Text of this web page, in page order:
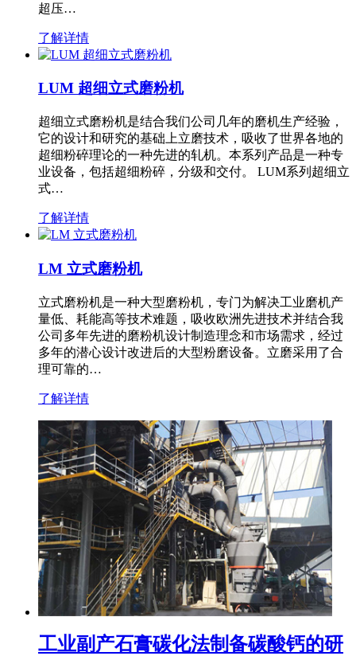
超压…
了解详情
LUM 超细立式磨粉机
超细立式磨粉机是结合我们公司几年的磨机生产经验，
它的设计和研究的基础上立磨技术，吸收了世界各地的
超细粉碎理论的一种先进的轧机。本系列产品是一种专
业设备，包括超细粉碎，分级和交付。 LUM系列超细立
式…
了解详情
LM 立式磨粉机
立式磨粉机是一种大型磨粉机，专门为解决工业磨机产
量低、耗能高等技术难题，吸收欧洲先进技术并结合我
公司多年先进的磨粉机设计制造理念和市场需求，经过
多年的潜心设计改进后的大型粉磨设备。立磨采用了合
理可靠的…
了解详情
工业副产石膏碳化法制备碳酸钙的研